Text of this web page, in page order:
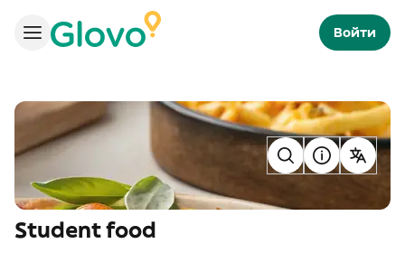
Войти
Student food